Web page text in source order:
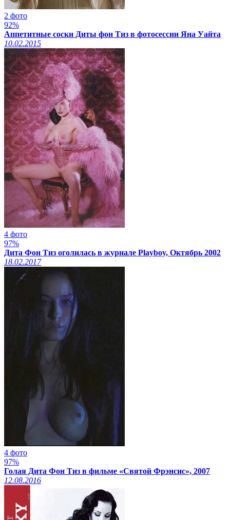
2 фото
92%
Аппетитные соски Диты фон Тиз в фотосессии Яна Уайта
10.02.2015
4 фото
97%
Дита Фон Тиз оголилась в журнале Playboy, Октябрь 2002
18.02.2017
4 фото
97%
Голая Дита Фон Тиз в фильме «Святой Фрэнсис», 2007
12.08.2016